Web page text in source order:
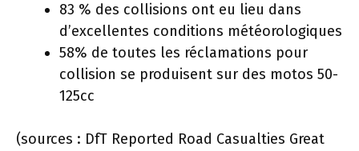
83 % des collisions ont eu lieu dans
d’excellentes conditions météorologiques
58% de toutes les réclamations pour
collision se produisent sur des motos 50-
125cc
(sources : DfT Reported Road Casualties Great